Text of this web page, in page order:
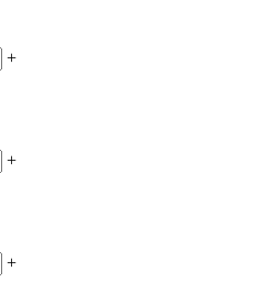
+
+
+